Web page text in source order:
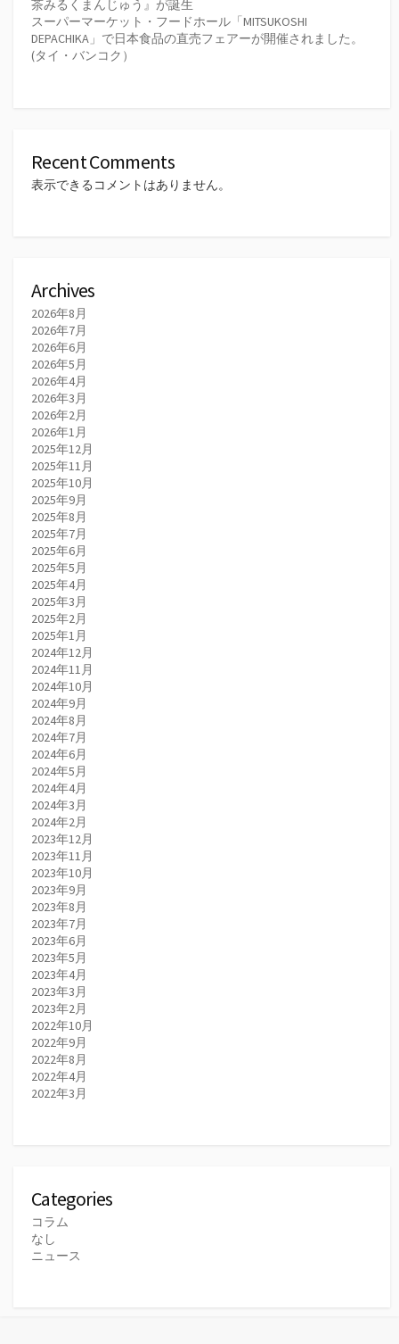
茶みるくまんじゅう』が誕生
スーパーマーケット・フードホール「MITSUKOSHI
DEPACHIKA」で日本食品の直売フェアーが開催されました。
(タイ・バンコク）
Recent Comments
表示できるコメントはありません。
Archives
2026年8月
2026年7月
2026年6月
2026年5月
2026年4月
2026年3月
2026年2月
2026年1月
2025年12月
2025年11月
2025年10月
2025年9月
2025年8月
2025年7月
2025年6月
2025年5月
2025年4月
2025年3月
2025年2月
2025年1月
2024年12月
2024年11月
2024年10月
2024年9月
2024年8月
2024年7月
2024年6月
2024年5月
2024年4月
2024年3月
2024年2月
2023年12月
2023年11月
2023年10月
2023年9月
2023年8月
2023年7月
2023年6月
2023年5月
2023年4月
2023年3月
2023年2月
2022年10月
2022年9月
2022年8月
2022年4月
2022年3月
Categories
コラム
なし
ニュース